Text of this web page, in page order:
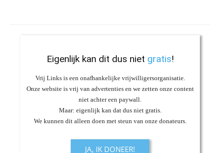
Eigenlijk kan dit dus niet gratis!
Vrij Links is een onafhankelijke vrijwilligersorganisatie.
Onze website is vrij van advertenties en we zetten onze content
niet achter een paywall.
Maar: eigenlijk kan dat dus niet gratis.
We kunnen dit alleen doen met steun van onze donateurs.
JA, IK DONEER!